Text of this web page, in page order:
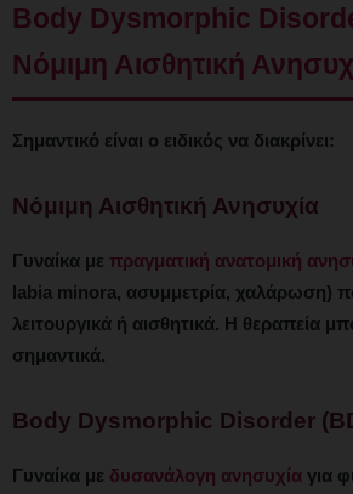
Body Dysmorphic
Νόμιμη Αισθητική
Σημαντικό είναι ο ειδικός να διακρίνει:
Νόμιμη Αισθητική Ανησυχία
Γυναίκα με πραγματική ανατομική
labia minora, ασυμμετρία, χαλάρωση)
λειτουργικά ή αισθητικά. Η θεραπεία
σημαντικά.
Body Dysmorphic Disorder
Γυναίκα με δυσανάλογη ανησυχία για